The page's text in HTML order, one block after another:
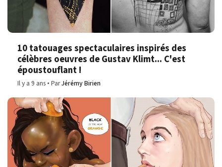
10 tatouages spectaculaires inspirés des
célèbres oeuvres de Gustav Klimt... C'est
époustouflant !
Il y a 9 ans ParJérémy Birien